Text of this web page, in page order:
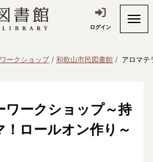
ログイン
ワークショップ 和歌山市民図書館 アロマテ
ワークショップ～持
ロールオン作り～